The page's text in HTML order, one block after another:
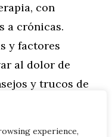
experience,
con
a crónicas.
y factores
al dolor de
y trucos de
…